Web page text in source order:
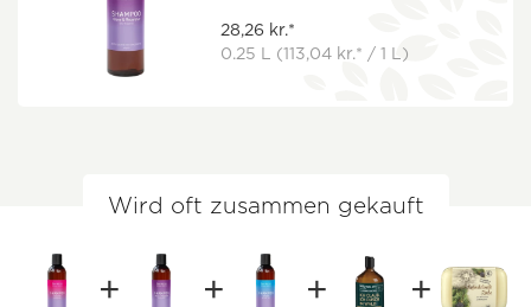
28,26 kr.*
0.25 L (113,04 kr.* / 1 L)
Wird oft zusammen gekauft